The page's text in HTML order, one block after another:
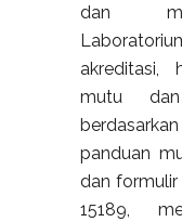
dan
akreditasi,
mutu dan
panduan
dan formulir
15189,